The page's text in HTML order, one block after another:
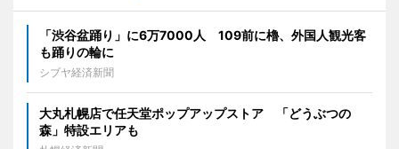
「渋谷盆踊り」に6万7000人 109前に櫓、外国人観光客
も踊りの輪に
シブヤ経済新聞
大丸札幌店で任天堂ポップアップストア 「どうぶつの
森」特設エリアも